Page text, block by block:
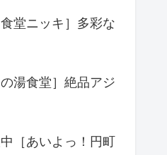
堂ニッキ］多彩な
湯食堂］絶品アジ
［あいよっ！円町